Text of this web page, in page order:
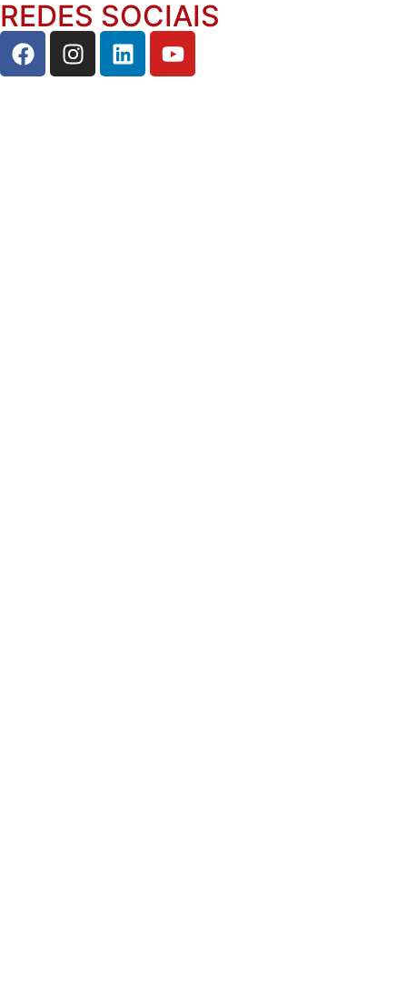
REDES SOCIAIS